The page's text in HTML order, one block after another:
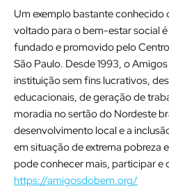
Um exemplo bastante conhecido
voltado para o bem-estar social
fundado e promovido pelo
São Paulo. Desde 1993, o
instituição sem fins lucrativos,
educacionais, de geração de
moradia no sertão do Nordeste
desenvolvimento local e a
em situação de extrema pobreza
pode conhecer mais, participar e
https://amigosdobem.org/